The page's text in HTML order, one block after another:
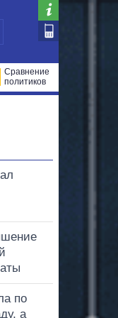
Сравнение
политиков
по
а